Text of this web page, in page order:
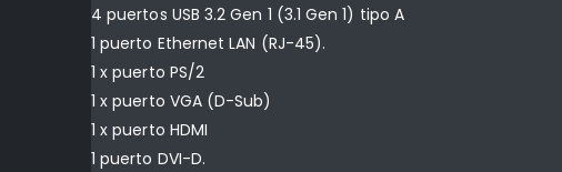
4 puertos USB 3.2 Gen 1 (3.1 Gen 1) tipo A
1 puerto Ethernet LAN (RJ-45).
1 x puerto PS/2
1 x puerto VGA (D-Sub)
1 x puerto HDMI
1 puerto DVI-D.